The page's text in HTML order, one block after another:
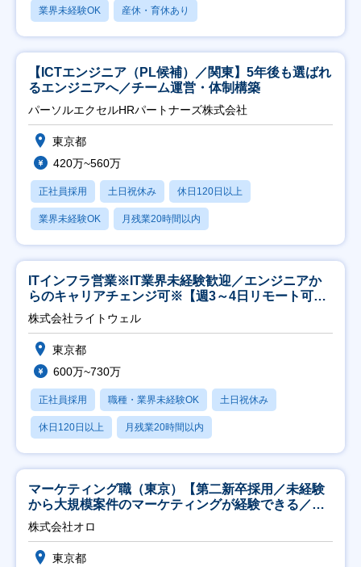
業界未経験OK 産休・育休あり
【ICTエンジニア（PL候補）／関東】5年後も選ばれ
るエンジニアへ／チーム運営・体制構築
パーソルエクセルHRパートナーズ株式会社
東京都
420万~560万
正社員採用 土日祝休み 休日120日以上
業界未経験OK 月残業20時間以内
ITインフラ営業※IT業界未経験歓迎／エンジニアか
らのキャリアチェンジ可※【週3～4日リモート可
能】
株式会社ライトウェル
東京都
600万~730万
正社員採用 職種・業界未経験OK 土日祝休み
休日120日以上 月残業20時間以内
マーケティング職（東京）【第二新卒採用／未経験
から大規模案件のマーケティングが経験できる／研
修充実】
株式会社オロ
東京都